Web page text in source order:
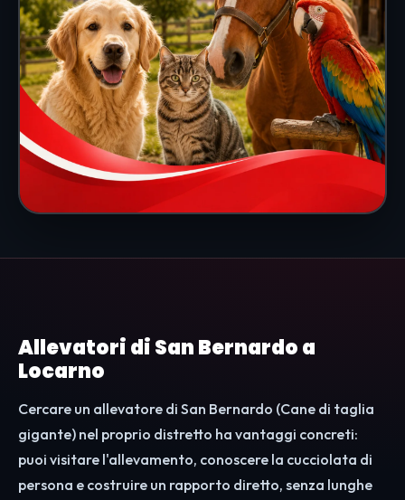
Allevatori di San Bernardo a
Locarno
Cercare un allevatore di San Bernardo (Cane di taglia
gigante) nel proprio distretto ha vantaggi concreti:
puoi visitare l'allevamento, conoscere la cucciolata di
persona e costruire un rapporto diretto, senza lunghe